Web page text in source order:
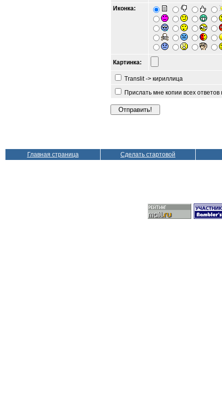
Иконка:
Картинка:
Translit -> кириллица
Прислать мне копии всех
Главная страница Сделать стартовой